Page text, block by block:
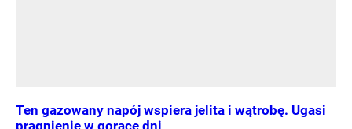
Ten gazowany napój wspiera jelita i wątrobę. Ugasi
pragnienie w gorące dni